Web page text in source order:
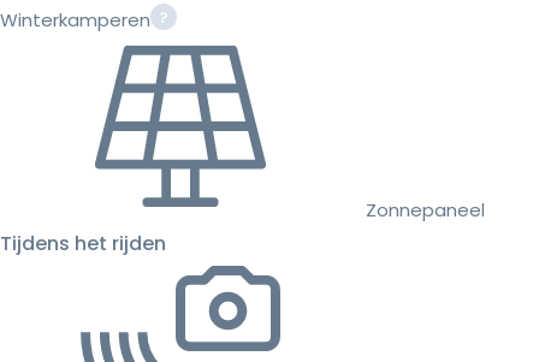
Winterkamperen
Zonnepaneel
Tijdens het rijden